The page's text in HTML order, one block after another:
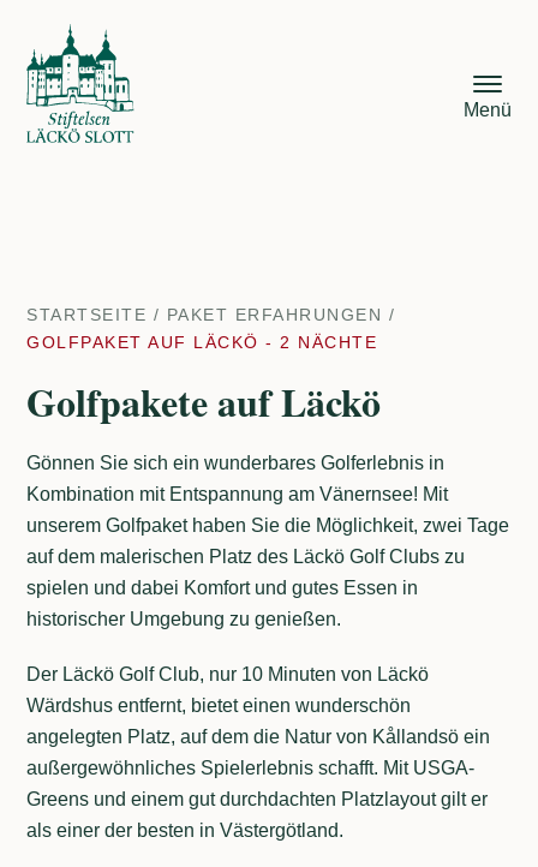
Menü
STARTSEITE / PAKET ERFAHRUNGEN /
GOLFPAKET AUF LÄCKÖ - 2 NÄCHTE
Golfpakete auf Läckö
Gönnen Sie sich ein wunderbares Golferlebnis in
Kombination mit Entspannung am Vänernsee! Mit
unserem Golfpaket haben Sie die Möglichkeit, zwei Tage
auf dem malerischen Platz des Läckö Golf Clubs zu
spielen und dabei Komfort und gutes Essen in
historischer Umgebung zu genießen.
Der Läckö Golf Club, nur 10 Minuten von Läckö
Wärdshus entfernt, bietet einen wunderschön
angelegten Platz, auf dem die Natur von Kållandsö ein
außergewöhnliches Spielerlebnis schafft. Mit USGA-
Greens und einem gut durchdachten Platzlayout gilt er
als einer der besten in Västergötland.